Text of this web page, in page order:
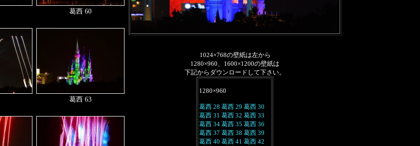
葛西 60
葛西 63
1024×768の壁紙は左から
1280×960、1600×1200の壁紙は
下記からダウンロードして下さい。
1280×960
葛西 28 葛西 29 葛西 30
葛西 31 葛西 32 葛西 33
葛西 34 葛西 35 葛西 36
葛西 37 葛西 38 葛西 39
葛西 40 葛西 41 葛西 42